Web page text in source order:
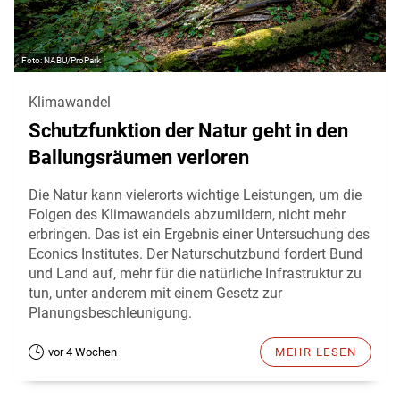
NABU/ProPark
Klimawandel
Schutzfunktion der Natur geht in den
Ballungsräumen verloren
Die Natur kann vielerorts wichtige Leistungen, um die
Folgen des Klimawandels abzumildern, nicht mehr
erbringen. Das ist ein Ergebnis einer Untersuchung des
Econics Institutes. Der Naturschutzbund fordert Bund
und Land auf, mehr für die natürliche Infrastruktur zu
tun, unter anderem mit einem Gesetz zur
Planungsbeschleunigung.
vor 4 Wochen MEHR LESEN